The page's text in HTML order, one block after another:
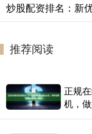
炒股配资排名：新
推荐阅读
正规
机，